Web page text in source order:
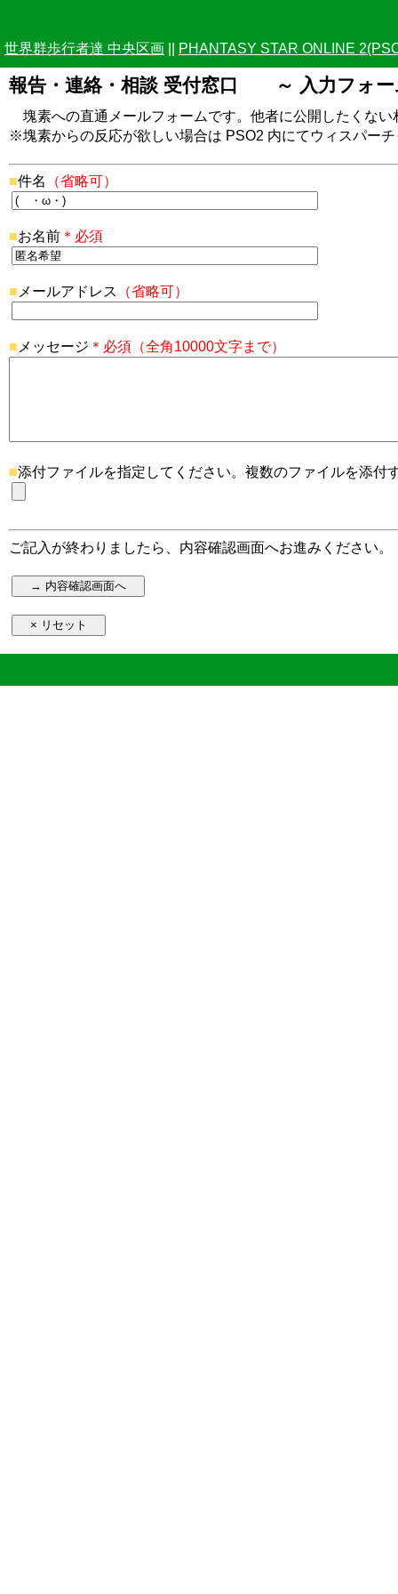
世界群歩行者達 中央区画 PHANTASY STAR ONLINE
報告・連絡・相談 受付窓口 ～ 入力フォー
塊素への直通メールフォームです。他者に公開したくな
※塊素からの反応が欲しい場合は PSO2 内にてウィスパー
■件名 （省略可）
■お名前 ＊必須
■ メールアドレス （省略可）
■ メッセージ ＊必須（全角10000文字まで）
■添付ファイルを指定してください。複数のファイルを添付
ご記入が終わりましたら、内容確認画面へお進みください。